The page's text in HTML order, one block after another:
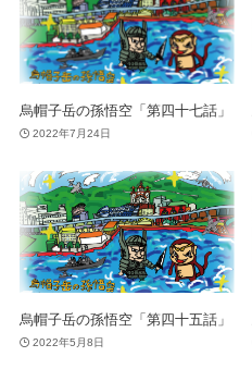
烏帽子岳の孫悟空「第四十七話」
2022年7月24日
烏帽子岳の孫悟空「第四十五話」
2022年5月8日